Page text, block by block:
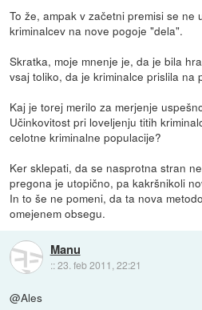
To že, ampak v začetni premisi se ne
kriminalcev na nove pogoje "dela".
Skratka, moje mnenje je, da je bila
vsaj toliko, da je kriminalce prislila na
Kaj je torej merilo za merjenje
Učinkovitost pri loveljenju titih
celotne kriminalne populacije?
Ker sklepati, da se nasprotna stran
pregona je utopično, pa kakršnikoli
In to še ne pomeni, da ta nova
omejenem obsegu.
Manu
::23. feb 2011, 22:21
@Ales